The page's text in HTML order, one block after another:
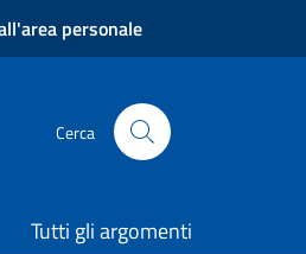
personale
Cerca
Tutti gli argomenti